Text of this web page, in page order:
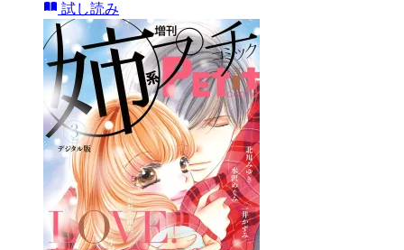
試し読み